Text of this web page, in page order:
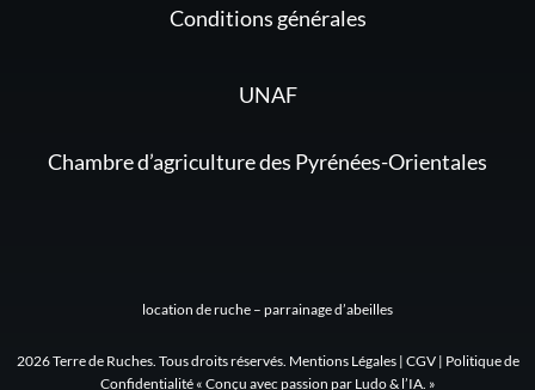
Conditions générales
UNAF
Chambre d’agriculture des Pyrénées-Orientales
location de ruche – parrainage d’abeilles
2026 Terre de Ruches. Tous droits réservés. Mentions Légales| CGV | Politique de
Confidentialité « Conçu avec passion par Ludo & l’IA. »